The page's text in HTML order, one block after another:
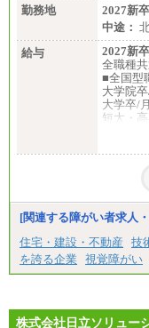
■(株
総合職
中途：
①月給
②月給
③月給
④月給
⑤月給20
⑥月給33
⑦月給
⑧～⑮月
⑯月給
⑱月給
以上
⑳月給
㉑月給
㉒月給
㉓月給
※全コー
勤務地
2027新卒
中途：
給与
2027新卒
全職種共
■全国型
大学院
大学卒/
短大・
大学院
大学卒/
短大・
■特定
大学院
大学卒/
短大・
※拠点型
す。
[関連する障がい者求人
住宅・建設・不動産
技
を誇る企業
視覚障がい
株式会社日立ソリュー